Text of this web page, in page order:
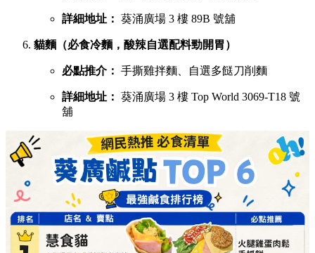
詳細地址： 葵涌廣場 3 樓 89B 號舖
貓麵（必食冷麵，酸辣自選配料勁開胃）
必點推介： 手撕雞拌麵、自選多餸刀削麵
詳細地址： 葵涌廣場 3 樓 Top World 3069-T18 號
舖